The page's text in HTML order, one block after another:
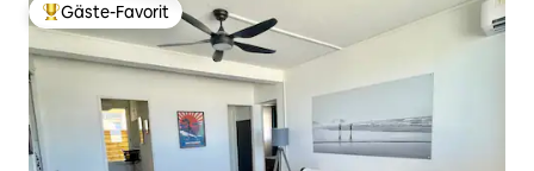
Beliebter Gäste-Favorit.
Gäste-Favorit